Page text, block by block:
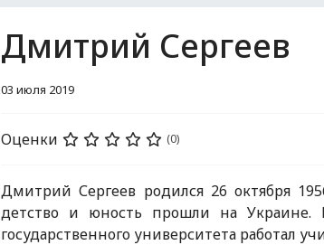
Дмитрий Сергеев
03 июля 2019
Оценки (0)
Дмитрий Сергеев родился 26 октября
детство и юность прошли на Украине.
государственного университета работал